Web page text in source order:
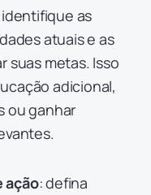
identifique as
atuais e as
suas metas. Isso
adicional,
ou ganhar
ação: defina